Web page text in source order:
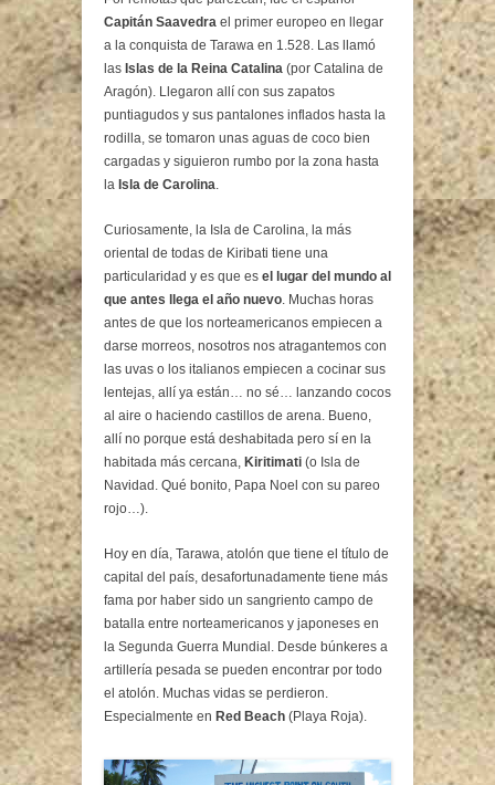
Capitán Saavedra el primer europeo en llegar
a la conquista de Tarawa en 1.528. Las llamó
las Islas de la Reina Catalina (por Catalina de
Aragón). Llegaron allí con sus zapatos
puntiagudos y sus pantalones inflados hasta la
rodilla, se tomaron unas aguas de coco bien
cargadas y siguieron rumbo por la zona hasta
la Isla de Carolina
Curiosamente, la Isla de Carolina, la más
oriental de todas de Kiribati tiene una
particularidad y es que es el lugar del mundo al
que antes llega el año nuevo . Muchas horas
antes de que los norteamericanos empiecen a
darse morreos, nosotros nos atragantemos con
las uvas o los italianos empiecen a cocinar sus
lentejas, allí ya están… no sé… lanzando cocos
al aire o haciendo castillos de arena. Bueno,
allí no porque está deshabitada pero sí en la
habitada más cercana, Kiritimati (o Isla de
Navidad. Qué bonito, Papa Noel con su pareo
rojo…).
Hoy en día, Tarawa, atolón que tiene el título de
capital del país, desafortunadamente tiene más
fama por haber sido un sangriento campo de
batalla entre norteamericanos y japoneses en
la Segunda Guerra Mundial. Desde búnkeres a
artillería pesada se pueden encontrar por todo
el atolón. Muchas vidas se perdieron.
Especialmente en Red Beach (Playa Roja).